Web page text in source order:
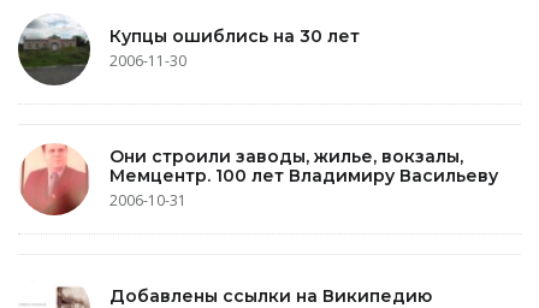
Купцы ошиблись на 30 лет
2006-11-30
Они строили заводы, жилье, вокзалы,
Мемцентр. 100 лет Владимиру Васильеву
2006-10-31
Добавлены ссылки на Википедию